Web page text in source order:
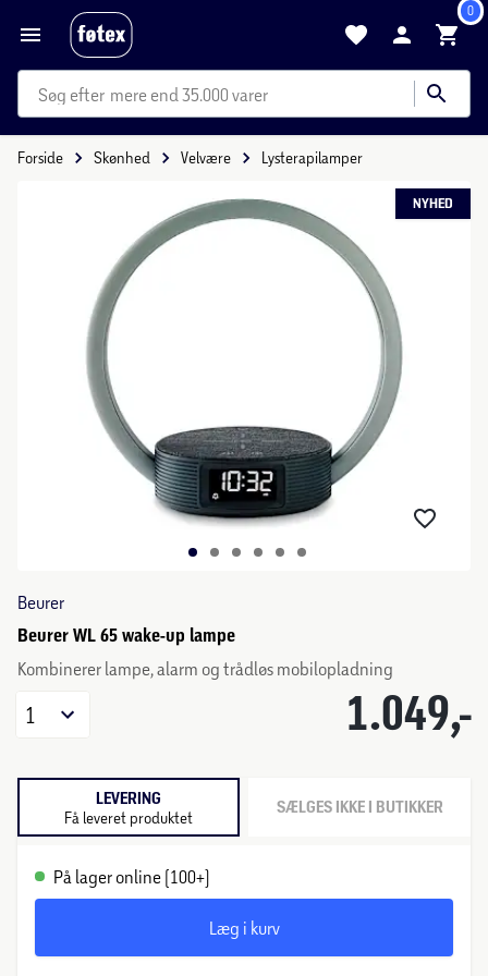
0
mere end 35.000 varer
Forside Skønhed Velvære Lysterapilamper
NYHED
Beurer
Beurer WL 65 wake-up lampe
Kombinerer lampe, alarm og trådløs mobilopladning
1.049,-
1
LEVERING
Få leveret produktet SÆLGES IKKE I BUTIKKER
På lager online (100+)
Læg i kurv